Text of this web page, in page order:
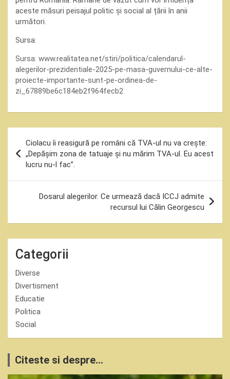
aceste măsuri peisajul politic și social al țării în anii
următori.
Sursa:
Sursa: www.realitatea.net/stiri/politica/calendarul-
alegerilor-prezidentiale-2025-pe-masa-guvernului-ce-alte-
proiecte-importante-sunt-pe-ordinea-de-
zi_67889be6c184eb2f964fecb2
în
articole
Ciolacu îi reasigură pe români că TVA-ul nu va crește:
„Depășim zona de tatuaje și nu mărim TVA-ul. Eu acest
lucru nu-l fac”.
Dosarul alegerilor. Ce urmează dacă ICCJ admite
recursul lui Călin Georgescu
Categorii
Diverse
Divertisment
Educatie
Politica
Social
Citeste si despre...